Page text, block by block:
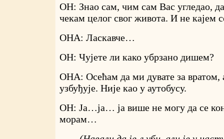
ОН: Знао сам, чим сам Вас угледао,
чекам целог свог живота. И не кајем
ОНА: Ласкавче…
ОН: Чујете ли како убрзано дишем?
ОНА: Осећам да ми дувате за вратом,
узбуђује. Није као у аутобусу.
ОН: Ја…ја… ја више не могу да се
морам…